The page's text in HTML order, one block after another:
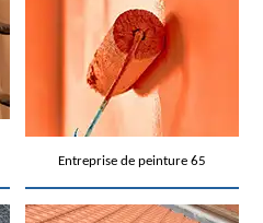
Entreprise de peinture 65